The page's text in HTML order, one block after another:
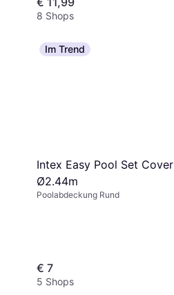
8 Shops
Im Trend
Intex Easy Pool Set Cover
Ø2.44m
Poolabdeckung Rund
€ 7
5 Shops